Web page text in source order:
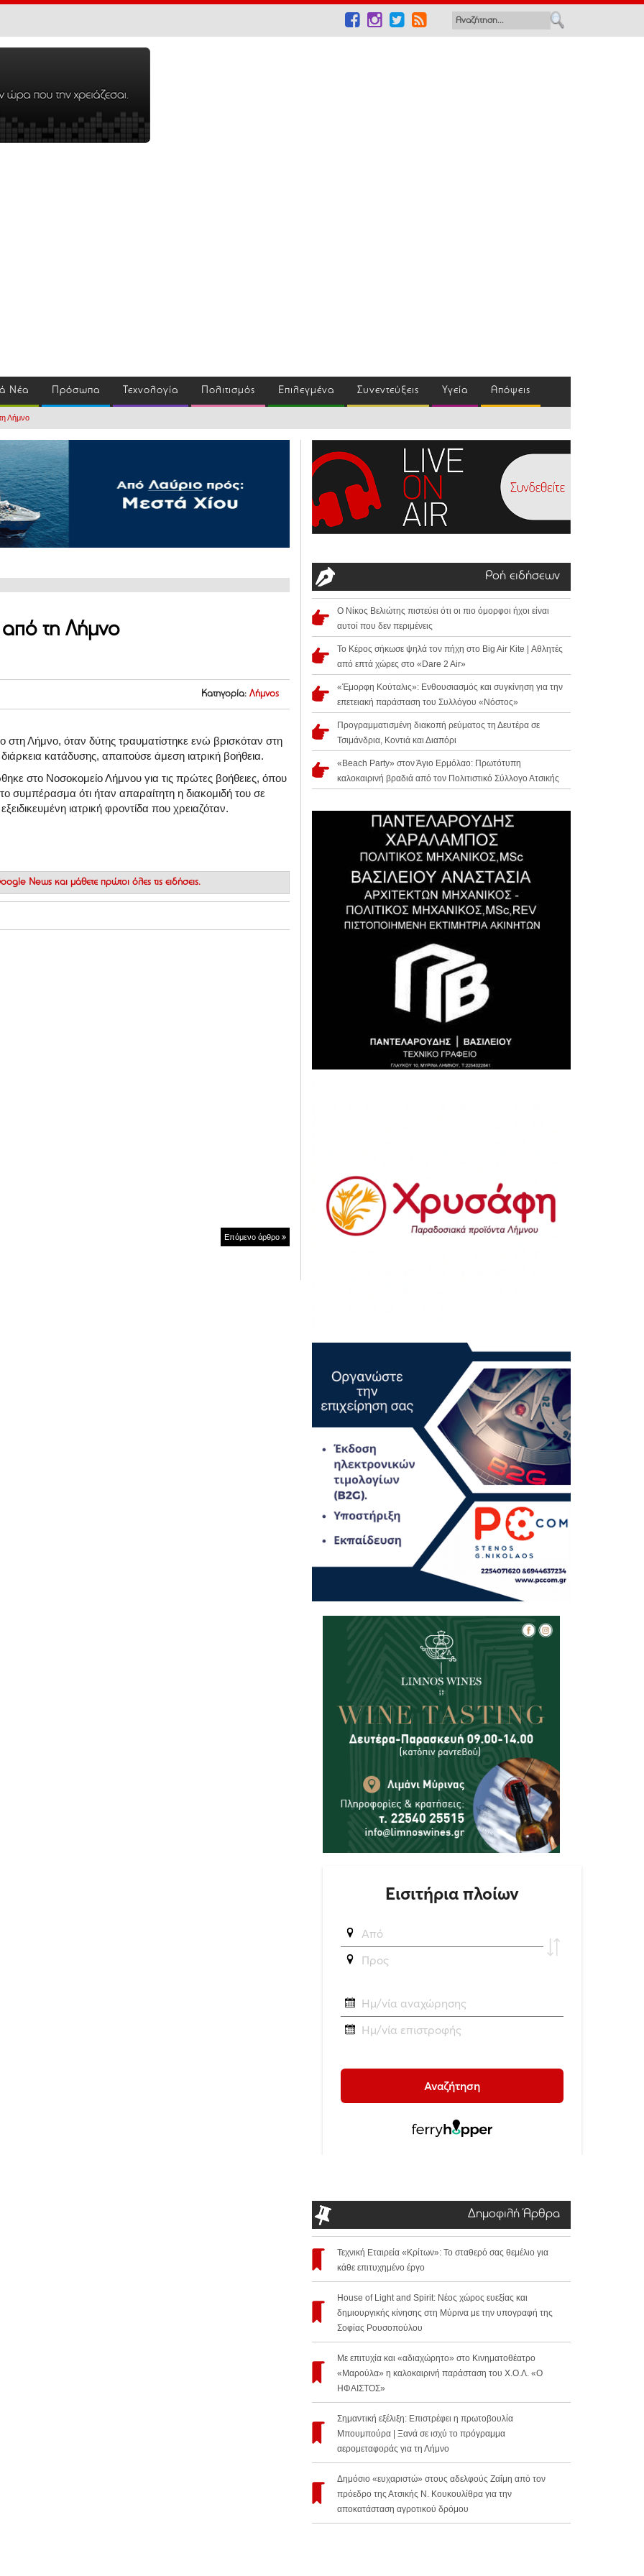
Νέα Πρόσωπα Τεχνολογία Πολιτισμός Επιλεγμένα Συνεντεύξεις Υγεία Απόψεις
Λήμνο
τη Λήμνο
Κατηγορία: Λήμνος
Λήμνο, όταν δύτης τραυματίστηκε ενώ βρισκόταν στη
κατάδυσης, απαιτούσε άμεση ιατρική βοήθεια.
στο Νοσοκομείο Λήμνου για τις πρώτες βοήθειες, όπου
συμπέρασμα ότι ήταν απαραίτητη η διακομιδή του σε
ιατρική φροντίδα που χρειαζόταν.
News και μάθετε πρώτοι όλες τις ειδήσεις.
Επόμενο άρθρο
Ροή ειδήσεων
Ο Νίκος Βελιώτης πιστεύει ότι οι πιο όμορφοι ήχοι είναι
αυτοί που δεν περιμένεις
Το Κέρος σήκωσε ψηλά τον πήχη στο Big Air Kite | Αθλητές
από επτά χώρες στο «Dare 2 Air»
«Έμορφη Κούταλις»: Ενθουσιασμός και συγκίνηση για την
επετειακή παράσταση του Συλλόγου «Νόστος»
Προγραμματισμένη διακοπή ρεύματος τη Δευτέρα σε
Τσιμάνδρια, Κοντιά και Διαπόρι
«Beach Party» στον Άγιο Ερμόλαο: Πρωτότυπη
καλοκαιρινή βραδιά από τον Πολιτιστικό Σύλλογο Ατσικής
Δημοφιλή Άρθρα
Τεχνική Εταιρεία «Κρίτων»: Το σταθερό σας θεμέλιο για
κάθε επιτυχημένο έργο
House of Light and Spirit: Νέος χώρος ευεξίας και
δημιουργικής κίνησης στη Μύρινα με την υπογραφή της
Σοφίας Ρουσοπούλου
Με επιτυχία και «αδιαχώρητο» στο Κινηματοθέατρο
«Μαρούλα» η καλοκαιρινή παράσταση του Χ.Ο.Λ. «Ο
ΗΦΑΙΣΤΟΣ»
Σημαντική εξέλιξη: Επιστρέφει η πρωτοβουλία
Μπουμπούρα | Ξανά σε ισχύ το πρόγραμμα
αερομεταφοράς για τη Λήμνο
Δημόσιο «ευχαριστώ» στους αδελφούς Ζαΐμη από τον
πρόεδρο της Ατσικής Ν. Κουκουλίθρα για την
αποκατάσταση αγροτικού δρόμου